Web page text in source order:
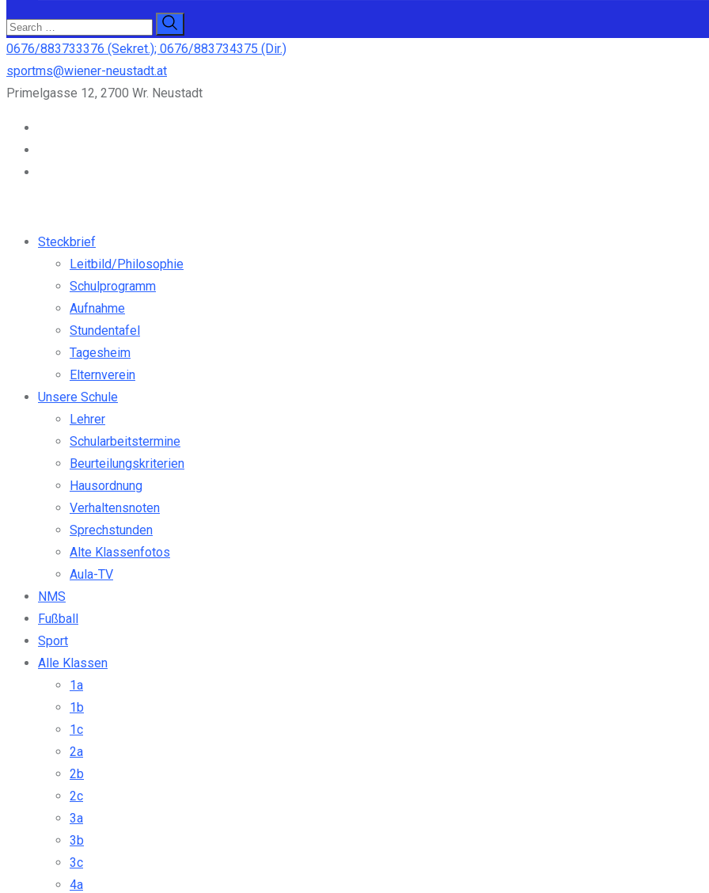
0676/883733376 (Sekret.); 0676/883734375 (Dir.)
sportms@wiener-neustadt.at
Primelgasse 12, 2700 Wr. Neustadt
Steckbrief
Leitbild/Philosophie
Schulprogramm
Aufnahme
Stundentafel
Tagesheim
Elternverein
Unsere Schule
Lehrer
Schularbeitstermine
Beurteilungskriterien
Hausordnung
Verhaltensnoten
Sprechstunden
Alte Klassenfotos
Aula-TV
NMS
Fußball
Sport
Alle Klassen
1a
1b
1c
2a
2b
2c
3a
3b
3c
4a